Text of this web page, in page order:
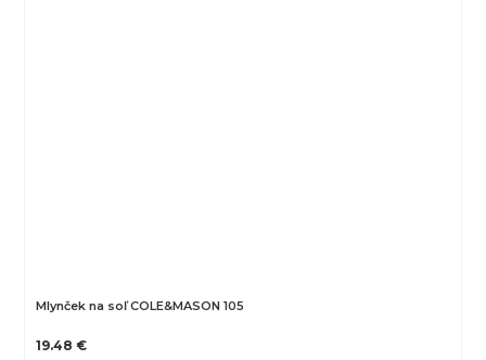
Mlynček na soľ COLE&MASON 105
19.48 €